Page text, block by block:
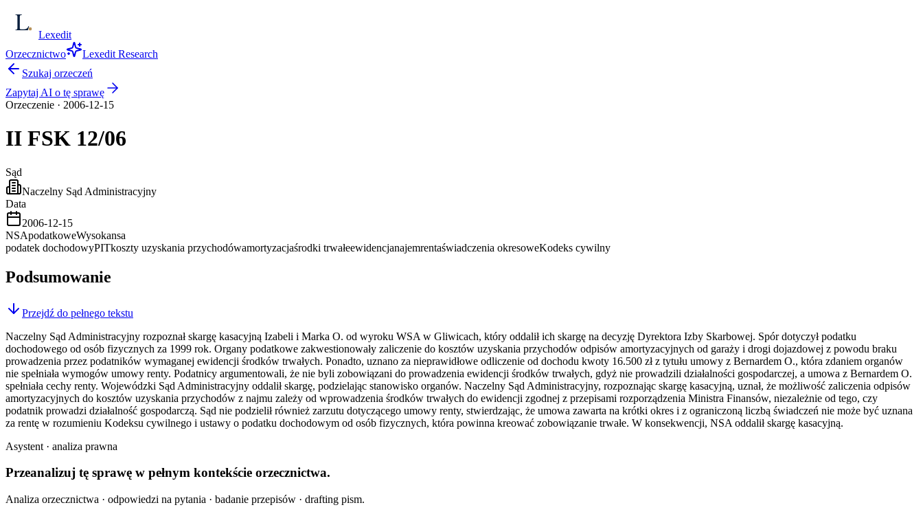
Lexedit
Orzecznictwo
Lexedit Research
Szukaj orzeczeń
Zapytaj AI o tę sprawę
Orzeczenie · 2006-12-15
II FSK 12/06
Sąd
Naczelny Sąd Administracyjny
Data
2006-12-15
NSApodatkoweWysokansa
podatek dochodowyPITkoszty uzyskania przychodówamortyzacjaśrodki trwałeewidencjanajemrentaświadczenia okresoweKodeks cywilny
Podsumowanie
Przejdź do pełnego tekstu
Naczelny Sąd Administracyjny rozpoznał skargę kasacyjną Izabeli i Marka O. od wyroku WSA w Gliwicach, który oddalił ich skargę na decyzję Dyrektora Izby Skarbowej. Spór dotyczył podatku
dochodowego od osób fizycznych za 1999 rok. Organy podatkowe zakwestionowały zaliczenie do kosztów uzyskania przychodów odpisów amortyzacyjnych od garaży i drogi dojazdowej z powodu braku
prowadzenia przez podatników wymaganej ewidencji środków trwałych. Ponadto, uznano za nieprawidłowe odliczenie od dochodu kwoty 16.500 zł z tytułu umowy z Bernardem O., która zdaniem organów
nie spełniała wymogów umowy renty. Podatnicy argumentowali, że nie byli zobowiązani do prowadzenia ewidencji środków trwałych, gdyż nie prowadzili działalności gospodarczej, a umowa z Bernardem O.
spełniała cechy renty. Wojewódzki Sąd Administracyjny oddalił skargę, podzielając stanowisko organów. Naczelny Sąd Administracyjny, rozpoznając skargę kasacyjną, uznał, że możliwość zaliczenia odpisów
amortyzacyjnych do kosztów uzyskania przychodów z najmu zależy od wprowadzenia środków trwałych do ewidencji zgodnej z przepisami rozporządzenia Ministra Finansów, niezależnie od tego, czy
podatnik prowadzi działalność gospodarczą. Sąd nie podzielił również zarzutu dotyczącego umowy renty, stwierdzając, że umowa zawarta na krótki okres i z ograniczoną liczbą świadczeń nie może być uznana
za rentę w rozumieniu Kodeksu cywilnego i ustawy o podatku dochodowym od osób fizycznych, która powinna kreować zobowiązanie trwałe. W konsekwencji, NSA oddalił skargę kasacyjną.
Asystent · analiza prawna
Przeanalizuj tę sprawę w pełnym kontekście orzecznictwa.
Analiza orzecznictwa · odpowiedzi na pytania · badanie przepisów · drafting pism.